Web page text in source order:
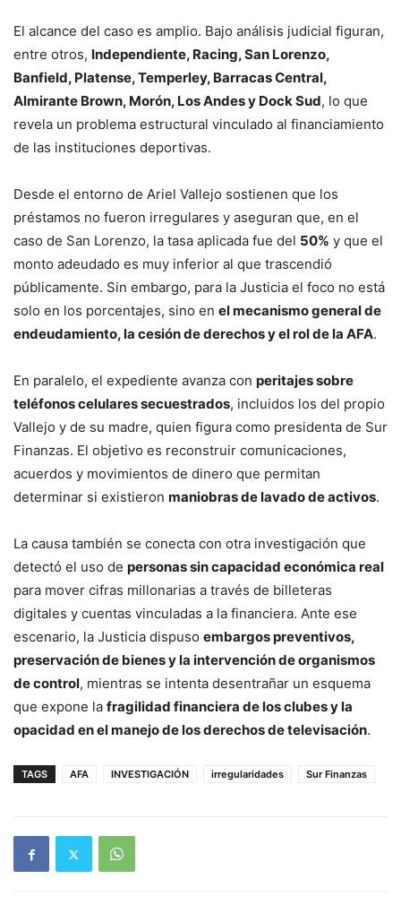
El alcance del caso es amplio. Bajo análisis judicial figuran,
entre otros, Independiente, Racing, San Lorenzo,
Banfield, Platense, Temperley, Barracas Central,
Almirante Brown, Morón, Los Andes y Dock Sud, lo que
revela un problema estructural vinculado al financiamiento
de las instituciones deportivas.
Desde el entorno de Ariel Vallejo sostienen que los
préstamos no fueron irregulares y aseguran que, en el
caso de San Lorenzo, la tasa aplicada fue del 50% y que el
monto adeudado es muy inferior al que trascendió
públicamente. Sin embargo, para la Justicia el foco no está
solo en los porcentajes, sino en el mecanismo general de
endeudamiento, la cesión de derechos y el rol de la AFA.
En paralelo, el expediente avanza con peritajes sobre
teléfonos celulares secuestrados, incluidos los del propio
Vallejo y de su madre, quien figura como presidenta de Sur
Finanzas. El objetivo es reconstruir comunicaciones,
acuerdos y movimientos de dinero que permitan
determinar si existieron maniobras de lavado de activos.
La causa también se conecta con otra investigación que
detectó el uso de personas sin capacidad económica real
para mover cifras millonarias a través de billeteras
digitales y cuentas vinculadas a la financiera. Ante ese
escenario, la Justicia dispuso embargos preventivos,
preservación de bienes y la intervención de organismos
de control, mientras se intenta desentrañar un esquema
que expone la fragilidad financiera de los clubes y la
opacidad en el manejo de los derechos de televisación.
TAGS AFA INVESTIGACIÓN irregularidades Sur Finanzas